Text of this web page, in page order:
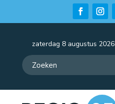
zaterdag 8 augustus 2026